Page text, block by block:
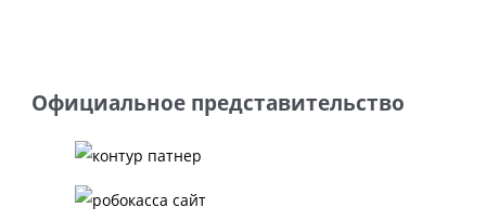
Официальное представительство